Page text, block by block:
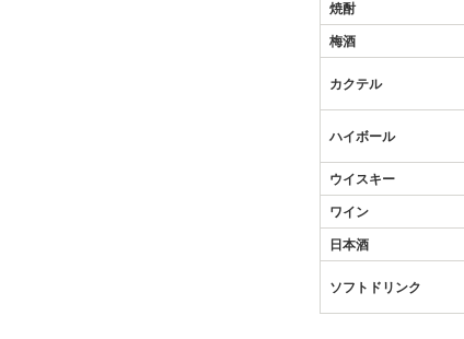
焼酎
梅酒
カクテル
ハイボール
ウイスキー
ワイン
日本酒
ソフトドリンク